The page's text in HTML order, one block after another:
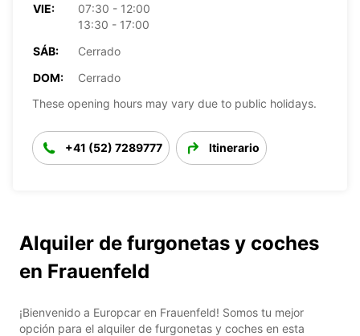
VIE:
07:30 - 12:00
13:30 - 17:00
SÁB:
Cerrado
DOM:
Cerrado
These opening hours may vary due to public holidays.
+41 (52) 7289777 Itinerario
Alquiler de furgonetas y coches
en Frauenfeld
¡Bienvenido a Europcar en Frauenfeld! Somos tu mejor
opción para el alquiler de furgonetas y coches en esta